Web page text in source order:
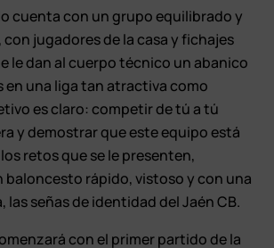
cuenta con un grupo equilibrado y
jugadores de la casa y fichajes
le dan al cuerpo técnico un abanico
en una liga tan atractiva como
es claro: competir de tú a tú
y demostrar que este equipo está
retos que se le presenten,
baloncesto rápido, vistoso y con una
las señas de identidad del Jaén CB.
con el primer partido de la